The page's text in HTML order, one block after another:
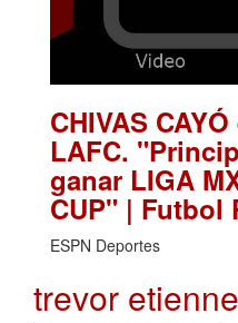
CHIVAS
LAFC.
ganar LIGA
CUP" | Futbol
ESPN Deportes
trevor etienne